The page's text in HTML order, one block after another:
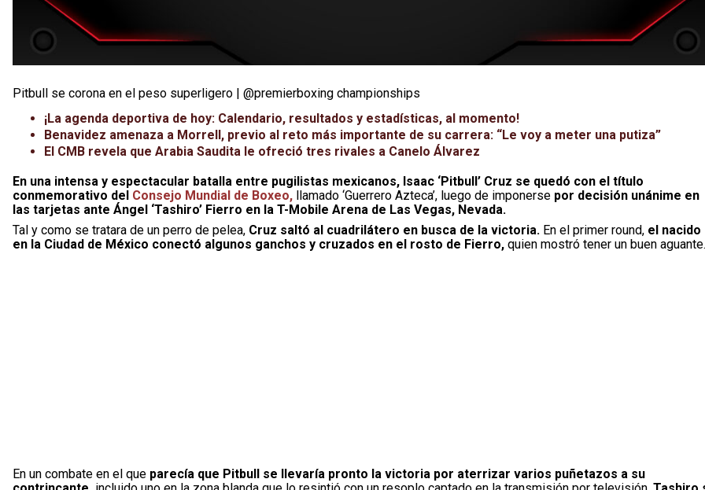
Pitbull se corona en el peso superligero | @premierboxing championships
¡La agenda deportiva de hoy: Calendario, resultados y estadísticas, al momento!
Benavidez amenaza a Morrell, previo al reto más importante de su carrera: “Le voy a meter una putiza”
El CMB revela que Arabia Saudita le ofreció tres rivales a Canelo Álvarez
En una intensa y espectacular batalla entre pugilistas mexicanos, Isaac ‘Pitbull’ Cruz se quedó con el título
conmemorativo del Consejo Mundial de Boxeo, llamado ‘Guerrero Azteca’, luego de imponerse por decisión unánime en
las tarjetas ante Ángel ‘Tashiro’ Fierro en la T-Mobile Arena de Las Vegas, Nevada.
Tal y como se tratara de un perro de pelea, Cruz saltó al cuadrilátero en busca de la victoria. En el primer round, el nacido
en la Ciudad de México conectó algunos ganchos y cruzados en el rosto de Fierro, quien mostró tener un buen aguante.
En un combate en el que parecía que Pitbull se llevaría pronto la victoria por aterrizar varios puñetazos a su